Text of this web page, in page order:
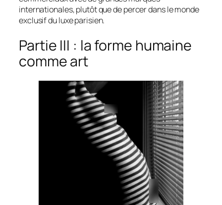
internationales, plutôt que de percer dans le monde
exclusif du luxe parisien.
Partie III : la forme humaine
comme art